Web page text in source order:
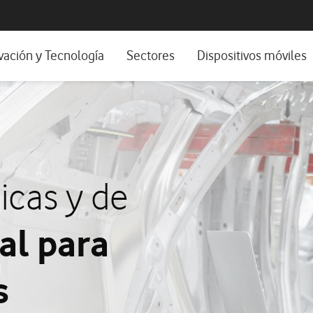
ayuda e idioma
y Tecnología
de Innovación
Visión
y webinars
y estudios
Sectores
Sector Privado
Sector Público
Wholesale
Experiencias de clientes
Experiencias 5G
Dispositivos móviles
y de
para